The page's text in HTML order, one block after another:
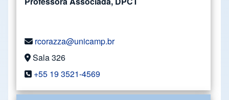
rcorazza@unicamp.br
Sala 326
+55 19 3521-4569